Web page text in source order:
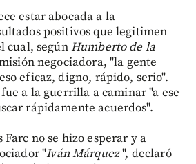
estar abocada a la
positivos que legitimen
cual, segúnHumberto de la
negociadora, "la gente
eficaz, digno, rápido, serio".
a la guerrilla a caminar "a ese
rápidamente acuerdos".
Farc no se hizo esperar y a
"Iván Márquez", declaró